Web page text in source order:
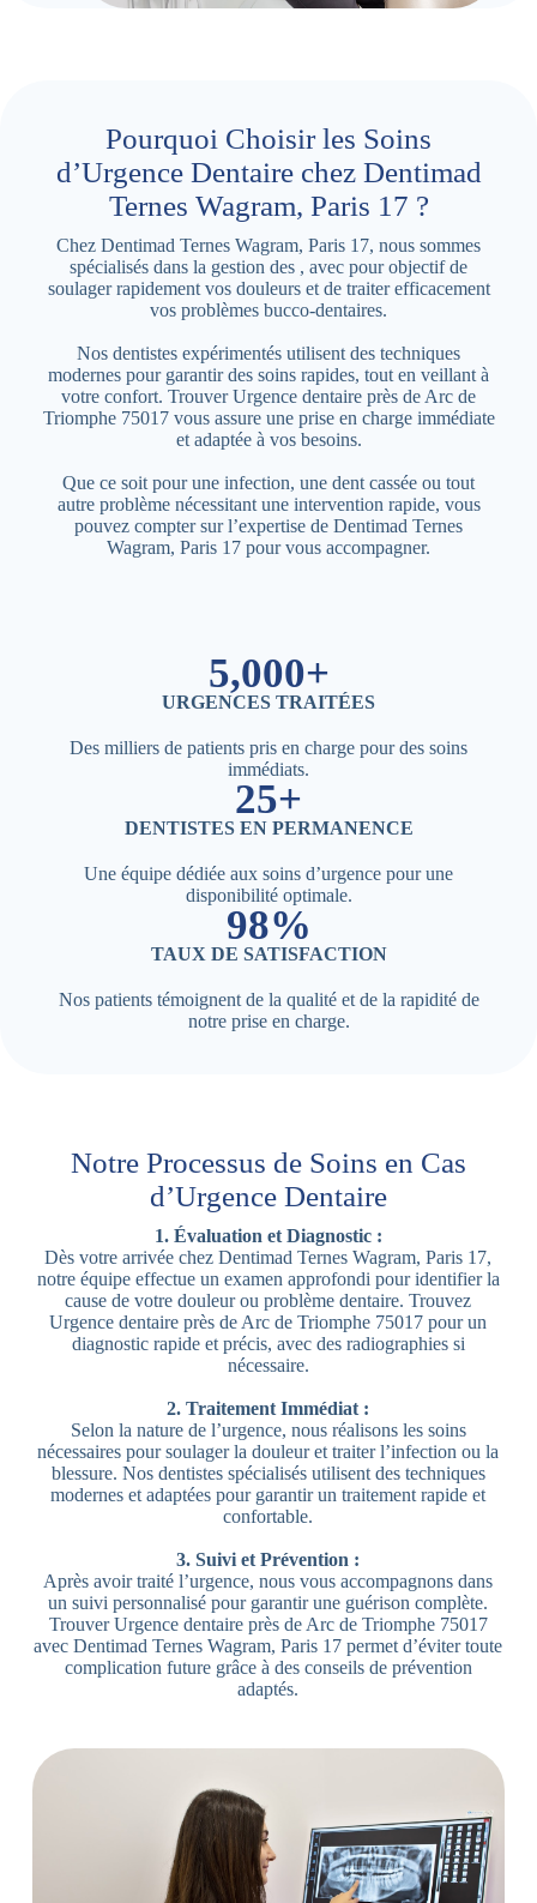
Pourquoi Choisir les Soins
d’Urgence Dentaire chez Dentimad
Ternes Wagram, Paris 17 ?
Chez Dentimad Ternes Wagram, Paris 17, nous sommes
spécialisés dans la gestion des , avec pour objectif de
soulager rapidement vos douleurs et de traiter efficacement
vos problèmes bucco-dentaires.
Nos dentistes expérimentés utilisent des techniques
modernes pour garantir des soins rapides, tout en veillant à
votre confort. Trouver Urgence dentaire près de Arc de
Triomphe 75017 vous assure une prise en charge immédiate
et adaptée à vos besoins.
Que ce soit pour une infection, une dent cassée ou tout
autre problème nécessitant une intervention rapide, vous
pouvez compter sur l’expertise de Dentimad Ternes
Wagram, Paris 17 pour vous accompagner.
5,000+
URGENCES TRAITÉES
Des milliers de patients pris en charge pour des soins
immédiats.
25+
DENTISTES EN PERMANENCE
Une équipe dédiée aux soins d’urgence pour une
disponibilité optimale.
98%
TAUX DE SATISFACTION
Nos patients témoignent de la qualité et de la rapidité de
notre prise en charge.
Notre Processus de Soins en Cas
d’Urgence Dentaire
1. Évaluation et Diagnostic :
Dès votre arrivée chez Dentimad Ternes Wagram, Paris 17,
notre équipe effectue un examen approfondi pour identifier la
cause de votre douleur ou problème dentaire. Trouvez
Urgence dentaire près de Arc de Triomphe 75017 pour un
diagnostic rapide et précis, avec des radiographies si
nécessaire.
2. Traitement Immédiat :
Selon la nature de l’urgence, nous réalisons les soins
nécessaires pour soulager la douleur et traiter l’infection ou la
blessure. Nos dentistes spécialisés utilisent des techniques
modernes et adaptées pour garantir un traitement rapide et
confortable.
3. Suivi et Prévention :
Après avoir traité l’urgence, nous vous accompagnons dans
un suivi personnalisé pour garantir une guérison complète.
Trouver Urgence dentaire près de Arc de Triomphe 75017
avec Dentimad Ternes Wagram, Paris 17 permet d’éviter toute
complication future grâce à des conseils de prévention
adaptés.